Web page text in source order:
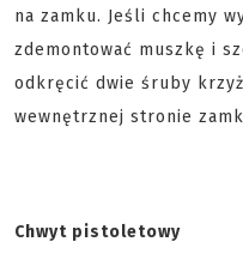
na zamku. Jeśli chcemy
zdemontować muszkę i
odkręcić dwie śruby
wewnętrznej stronie
Chwyt pistoletowy